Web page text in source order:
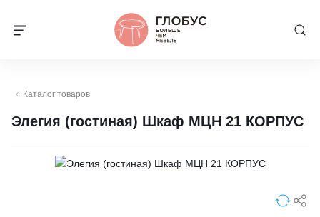
Каталог товаров
Элегия (гостиная) Шкаф МЦН 21 КОРПУС